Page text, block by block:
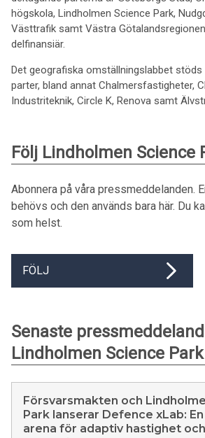
högskola, Lindholmen Science Park,
Västtrafik samt Västra
delfinansiär.
Det geografiska omställningslabbet
parter, bland annat Chalmersfastigheter,
Industriteknik, Circle K, Renova samt
Följ Lindholmen Science
Abonnera på våra pressmeddelanden.
behövs och den används bara här. Du
som helst.
FÖLJ
Senaste
Lindholmen Science Park
Försvarsmakten och
Park lanserar Defence xLab: En
arena för adaptiv hastighet